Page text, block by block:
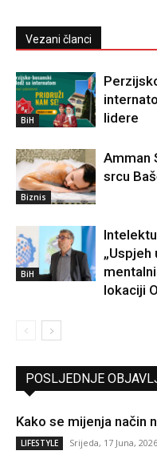
Vezani članci
BiH
lidere
Biznis
Amman
srcu
BiH
„Uspjeh
lokaciji
POSLJEDNJE
Kako se mijenja način
LIFESTYLE Srijeda, 17 Juna, 2026